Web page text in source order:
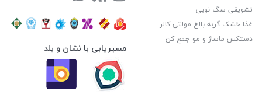
تشویقی سگ نوبی
غذا خشک گربه بالغ مولتی کالر
دستکس ماساژ و مو جمع کن
مسیریابی با نشان و بلد